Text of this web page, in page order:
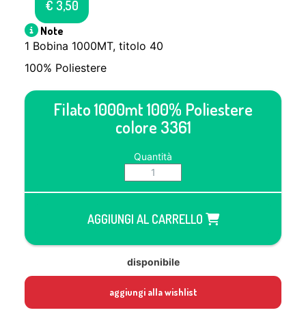
€ 3,50
Note
1 Bobina 1000MT, titolo 40
100% Poliestere
Filato 1000mt 100% Poliestere
colore 3361
Quantità
AGGIUNGI AL CARRELLO
disponibile
aggiungi alla wishlist